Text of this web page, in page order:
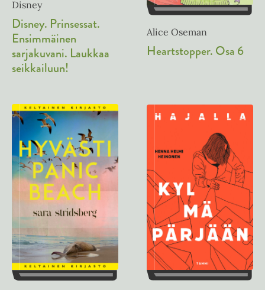
Disney
Disney. Prinsessat.
Ensimmäinen
sarjakuvani. Laukkaa
seikkailuun!
Alice Oseman
Heartstopper. Osa 6